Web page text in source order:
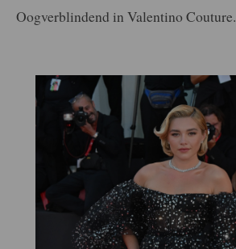
Oogverblindend in Valentino Couture.